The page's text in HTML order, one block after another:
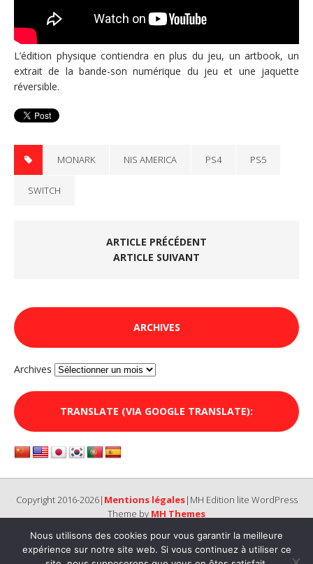
L’édition physique contiendra en plus du jeu, un artbook, un
extrait de la bande-son numérique du jeu et une jaquette
réversible.
MONARK NIS AMERICA PS4 PS5
SWITCH
ARTICLE PRÉCÉDENT
ARTICLE SUIVANT
ARCHIVES
Archives
TRANSLATE (VIA GOOGLE TRANSLATE):
Copyright 2016-2026| Mentions légales|MH Edition lite WordPress
Theme by MH Themes
Nous utilisons des cookies pour vous garantir la meilleure
expérience sur notre site web. Si vous continuez à utiliser ce